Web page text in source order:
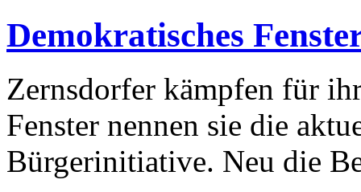
Demokratisches
Zernsdorfer kämpfen für
Fenster nennen sie die
Bürgerinitiative. Neu die